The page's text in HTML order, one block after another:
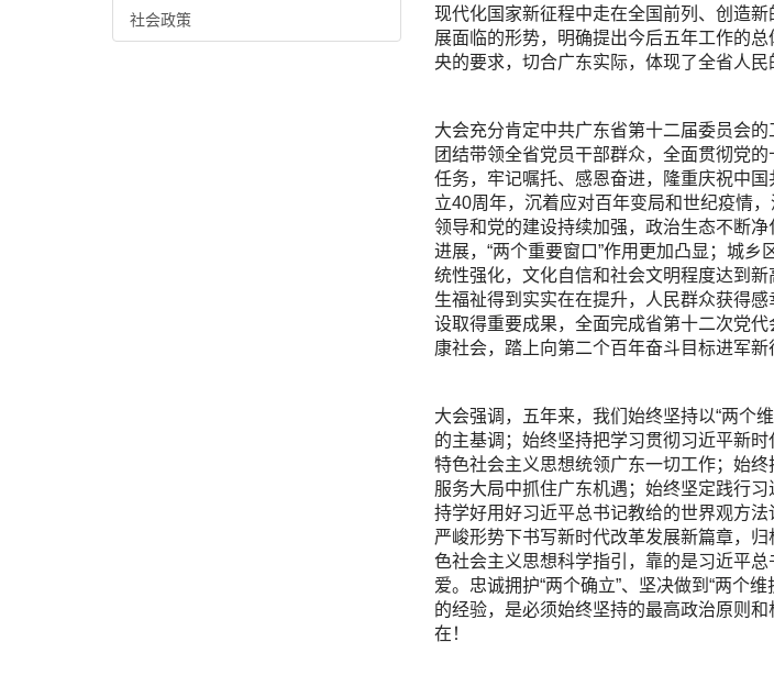
社会政策
现代化国家新征程中走在全国前列、创造
展面临的形势，明确提出今后五年工作的
央的要求，切合广东实际，体现了全省人
大会充分肯定中共广东省第十二届委员会
团结带领全省党员干部群众，全面贯彻党
任务，牢记嘱托、感恩奋进，隆重庆祝中
立40周年，沉着应对百年变局和世纪疫情
领导和党的建设持续加强，政治生态不断
进展，“两个重要窗口”作用更加凸显；城
统性强化，文化自信和社会文明程度达到
生福祉得到实实在在提升，人民群众获得
设取得重要成果，全面完成省第十二次党
康社会，踏上向第二个百年奋斗目标进军新
大会强调，五年来，我们始终坚持以“两个
的主基调；始终坚持把学习贯彻习近平新
特色社会主义思想统领广东一切工作；始
服务大局中抓住广东机遇；始终坚定践行
持学好用好习近平总书记教给的世界观方
严峻形势下书写新时代改革发展新篇章，
色社会主义思想科学指引，靠的是习近平
爱。忠诚拥护“两个确立”、坚决做到“两个
的经验，是必须始终坚持的最高政治原则
在！